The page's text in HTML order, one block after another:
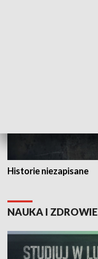
Historie niezapisane
NAUKA I ZDROWIE